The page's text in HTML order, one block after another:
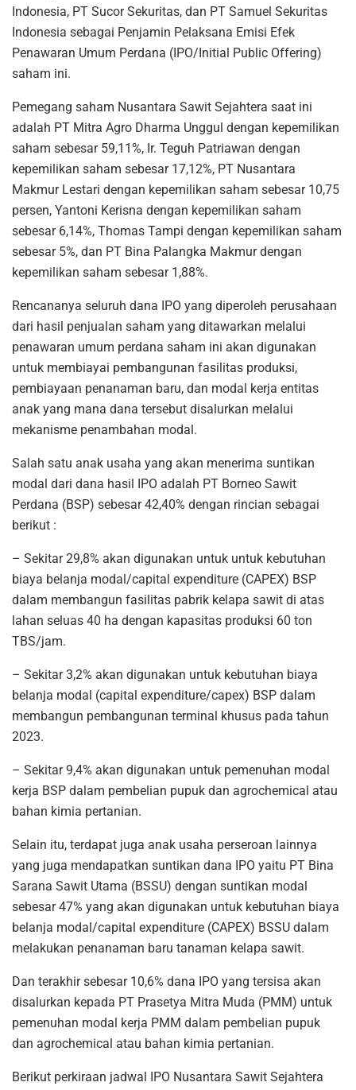
Indonesia, PT Sucor Sekuritas, dan PT Samuel Sekuritas
Indonesia sebagai Penjamin Pelaksana Emisi Efek
Penawaran Umum Perdana (IPO/Initial Public Offering)
saham ini.
Pemegang saham Nusantara Sawit Sejahtera saat ini
adalah PT Mitra Agro Dharma Unggul dengan kepemilikan
saham sebesar 59,11%, Ir. Teguh Patriawan dengan
kepemilikan saham sebesar 17,12%, PT Nusantara
Makmur Lestari dengan kepemilikan saham sebesar 10,75
persen, Yantoni Kerisna dengan kepemilikan saham
sebesar 6,14%, Thomas Tampi dengan kepemilikan saham
sebesar 5%, dan PT Bina Palangka Makmur dengan
kepemilikan saham sebesar 1,88%.
Rencananya seluruh dana IPO yang diperoleh perusahaan
dari hasil penjualan saham yang ditawarkan melalui
penawaran umum perdana saham ini akan digunakan
untuk membiayai pembangunan fasilitas produksi,
pembiayaan penanaman baru, dan modal kerja entitas
anak yang mana dana tersebut disalurkan melalui
mekanisme penambahan modal.
Salah satu anak usaha yang akan menerima suntikan
modal dari dana hasil IPO adalah PT Borneo Sawit
Perdana (BSP) sebesar 42,40% dengan rincian sebagai
berikut :
– Sekitar 29,8% akan digunakan untuk untuk kebutuhan
biaya belanja modal/capital expenditure (CAPEX) BSP
dalam membangun fasilitas pabrik kelapa sawit di atas
lahan seluas 40 ha dengan kapasitas produksi 60 ton
TBS/jam.
– Sekitar 3,2% akan digunakan untuk kebutuhan biaya
belanja modal (capital expenditure/capex) BSP dalam
membangun pembangunan terminal khusus pada tahun
2023.
– Sekitar 9,4% akan digunakan untuk pemenuhan modal
kerja BSP dalam pembelian pupuk dan agrochemical atau
bahan kimia pertanian.
Selain itu, terdapat juga anak usaha perseroan lainnya
yang juga mendapatkan suntikan dana IPO yaitu PT Bina
Sarana Sawit Utama (BSSU) dengan suntikan modal
sebesar 47% yang akan digunakan untuk kebutuhan biaya
belanja modal/capital expenditure (CAPEX) BSSU dalam
melakukan penanaman baru tanaman kelapa sawit.
Dan terakhir sebesar 10,6% dana IPO yang tersisa akan
disalurkan kepada PT Prasetya Mitra Muda (PMM) untuk
pemenuhan modal kerja PMM dalam pembelian pupuk
dan agrochemical atau bahan kimia pertanian.
Berikut perkiraan jadwal IPO Nusantara Sawit Sejahtera